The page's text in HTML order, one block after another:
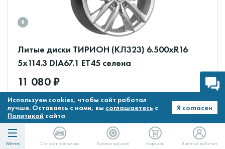
Литые диски ТИРИОН (КЛ323) 6.500xR16
5x114.3 DIA67.1 ET45 селена
11 080 ₽
11080 в Сплит
В наличии
Меню Онлайн примерка Каталог дисков Корзина Личный кабинет
Используем cookies, чтобы сайт работал
лучше. Оставаясь с нами, вы соглашаетесь с
Политикой сайта
Я согласен